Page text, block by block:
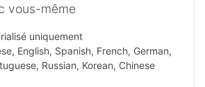
vous-même
uniquement
English, Spanish, French, German,
Russian, Korean, Chinese